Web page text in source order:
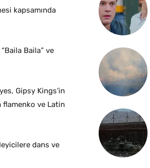
kapsamında
Baila” ve
Gipsy Kings’in
flamenko ve Latin
dans ve